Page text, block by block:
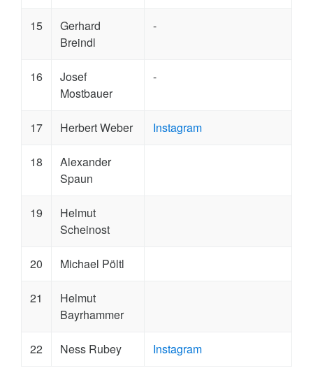
15
Gerhard
Breindl
-
16
Josef
Mostbauer
-
17 Herbert Weber Instagram
18
Alexander
Spaun
19
Helmut
Scheinost
20 Michael Pöltl
21
Helmut
Bayrhammer
22 Ness Rubey Instagram